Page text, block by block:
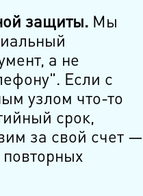
защиты.Мы
а не
Если с
узлом что-то
срок,
за свой счет —